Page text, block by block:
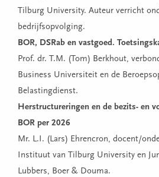
Tilburg University. Auteur verricht
bedrijfsopvolging.
BOR, DSRab en vastgoed.
Prof. dr. T.M. (Tom) Berkhout,
Business Universiteit en de
Belastingdienst.
Herstructureringen en de bezits- en
BOR per 2026
Mr. L.I. (Lars) Ehrencron, docent/
Instituut van Tilburg University en
Lubbers, Boer & Douma.